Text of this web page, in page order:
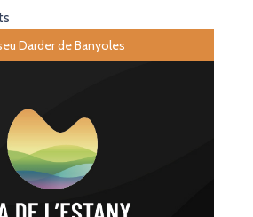
Darder de Banyoles